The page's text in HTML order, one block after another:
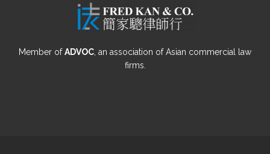
Member ofADVOC , an association of Asian commercial law
firms.